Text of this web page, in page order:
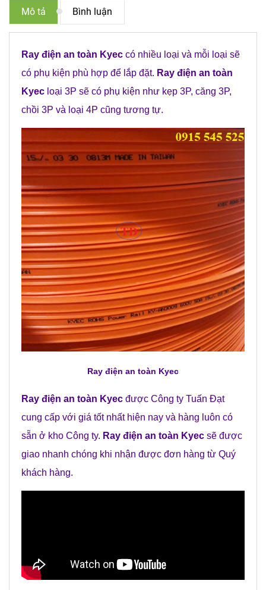
Mô tả Bình luận
Ray điện an toàn Kyec có nhiều loại và mỗi loại sẽ
có phụ kiện phù hợp để lắp đặt. Ray điện an toàn
Kyec loại 3P sẽ có phụ kiện như kẹp 3P, căng 3P,
chồi 3P và loại 4P cũng tương tự.
Ray điện an toàn Kyec
Ray điện an toàn Kyec được Công ty Tuấn Đạt
cung cấp với giá tốt nhất hiện nay và hàng luôn có
sẵn ở kho Công ty. Ray điện an toàn Kyec sẽ được
giao nhanh chóng khi nhận được đơn hàng từ Quý
khách hàng.